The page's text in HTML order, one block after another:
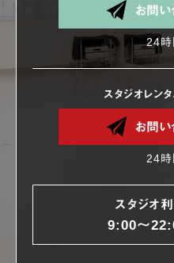
お問い
24時
スタジオレン
お問い
24
スタジオ
9:00〜